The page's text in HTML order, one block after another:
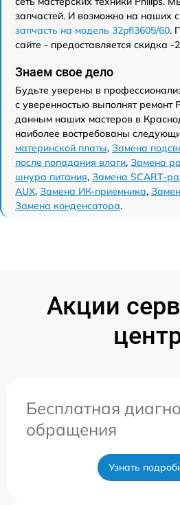
запчастей. И возможно на наших
запчасть на модель 32pfl3605/60.
сайте - предоставляется скидка -
Знаем свое дело
Будьте уверены в
с уверенностью выполнят ремонт
данным наших мастеров в
наиболее востребованы
материнской платы, Замена
после попадания влаги, Замена
шнура питания, Замена SCART-
AUX, Замена ИК-приемника,
Замена конденсатора.
Акции
Бесплатная
обращения
Узнать